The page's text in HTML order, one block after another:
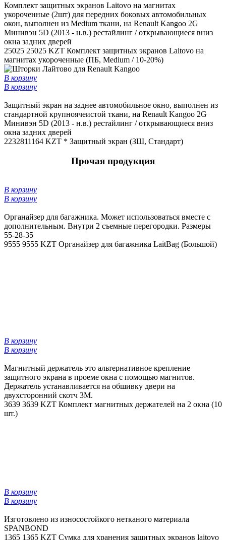
Комплект защитных экранов Laitovo на магнитах
укороченные (2шт) для передних боковых автомобильных
окон, выполнен из Medium ткани, на Renault Kangoo 2G
Минивэн 5D (2013 - н.в.) рестайлинг / открывающиеся вниз
окна задних дверей
25025 25025 KZT Комплект защитных экранов Laitovo на
магнитах укороченные (ПБ, Medium / 10-20%)
В корзину
В корзину
Защитный экран на заднее автомобильное окно, выполнен из
стандартной крупноячеистой ткани, на Renault Kangoo 2G
Минивэн 5D (2013 - н.в.) рестайлинг / открывающиеся вниз
окна задних дверей
2232811164 KZT * Защитный экран (ЗШ, Стандарт)
Прочая продукция
В корзину
В корзину
Органайзер для багажника. Может использоваться вместе с
дополнительным. Внутри 2 съемные перегородки. Размеры
55-28-35
9555 9555 KZT Органайзер для багажника LaitBag (Большой)
В корзину
В корзину
Магнитный держатель это альтернативное крепление
защитного экрана в проеме окна с помощью магнитов.
Держатель устанавливается на обшивку двери на
двухсторонний скотч 3М.
3639 3639 KZT Комплект магнитных держателей на 2 окна (10
шт.)
В корзину
В корзину
Изготовлено из износостойкого нетканого материала
SPANBOND
1365 1365 KZT Сумка для хранения защитных экранов laitovo